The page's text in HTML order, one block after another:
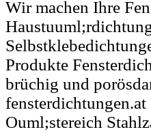
Wir machen Ihre
Produkte
brüchig und
Ouml;stereich